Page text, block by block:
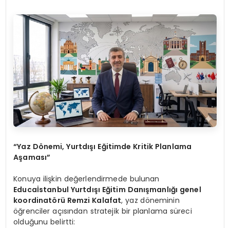
“Yaz Dönemi, Yurtdışı Eğitimde Kritik Planlama
Aşaması”
Konuya ilişkin değerlendirmede bulunan
Educaİstanbul Yurtdışı Eğitim Danışmanlığı genel
koordinatörü Remzi Kalafat, yaz döneminin
öğrenciler açısından stratejik bir planlama süreci
olduğunu belirtti: